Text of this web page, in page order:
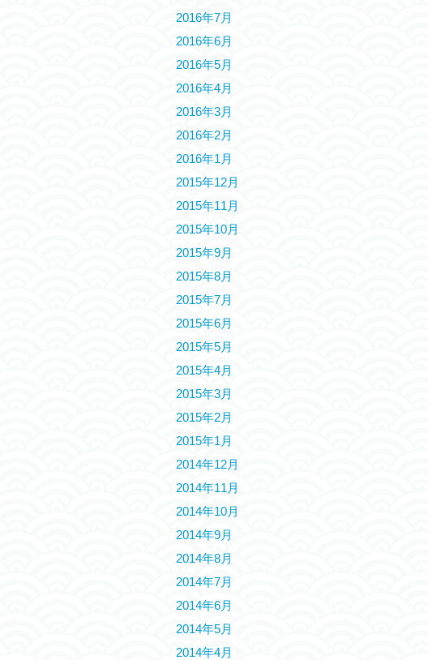
2016年7月
2016年6月
2016年5月
2016年4月
2016年3月
2016年2月
2016年1月
2015年12月
2015年11月
2015年10月
2015年9月
2015年8月
2015年7月
2015年6月
2015年5月
2015年4月
2015年3月
2015年2月
2015年1月
2014年12月
2014年11月
2014年10月
2014年9月
2014年8月
2014年7月
2014年6月
2014年5月
2014年4月